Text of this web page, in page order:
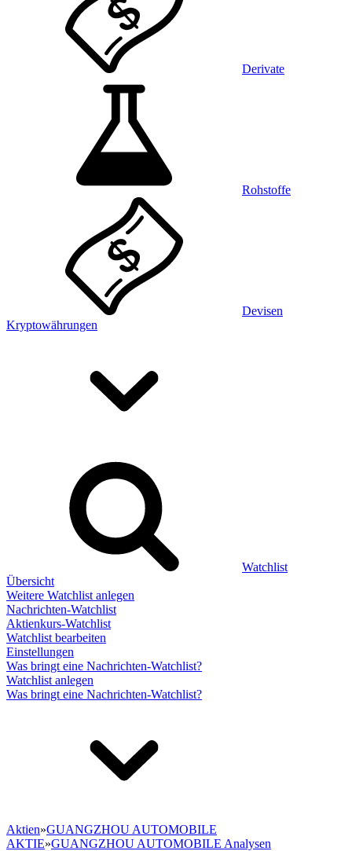
Derivate
Rohstoffe
Devisen
Kryptowährungen
Watchlist
Übersicht
Weitere Watchlist anlegen
Nachrichten-Watchlist
Aktienkurs-Watchlist
Watchlist bearbeiten
Einstellungen
Was bringt eine Nachrichten-Watchlist?
Watchlist anlegen
Was bringt eine Nachrichten-Watchlist?
Aktien»GUANGZHOU AUTOMOBILE
AKTIE»GUANGZHOU AUTOMOBILE Analysen